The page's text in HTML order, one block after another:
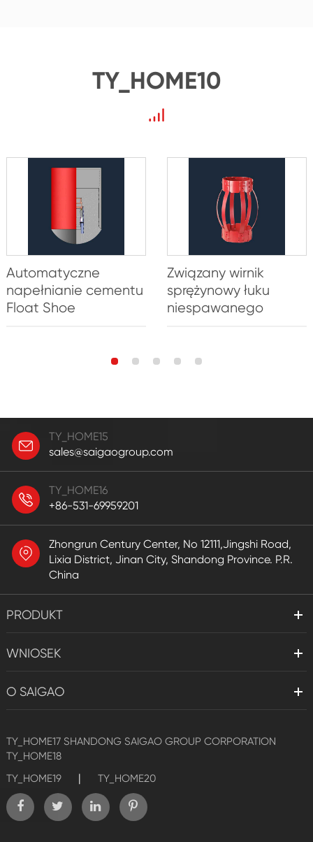
TY_HOME10
Automatyczne
napełnianie cementu
Float Shoe
Związany wirnik
sprężynowy łuku
niespawanego
TY_HOME15
sales@saigaogroup.com
TY_HOME16
+86-531-69959201
Zhongrun Century Center, No 12111,Jingshi Road,
Lixia District, Jinan City, Shandong Province. P.R.
China
PRODUKT
WNIOSEK
O SAIGAO
TY_HOME17 SHANDONG SAIGAO GROUP CORPORATION
TY_HOME18
TY_HOME19
| TY_HOME20